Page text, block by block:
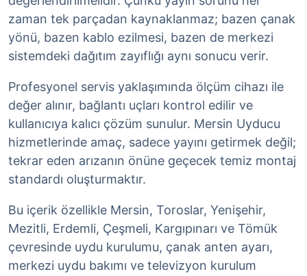
zaman tek parçadan kaynaklanmaz; bazen çanak
yönü, bazen kablo ezilmesi, bazen de merkezi
sistemdeki dağıtım zayıflığı aynı sonucu verir.
Profesyonel servis yaklaşımında ölçüm cihazı ile
değer alınır, bağlantı uçları kontrol edilir ve
kullanıcıya kalıcı çözüm sunulur. Mersin Uyducu
hizmetlerinde amaç, sadece yayını getirmek değil;
tekrar eden arızanın önüne geçecek temiz montaj
standardı oluşturmaktır.
Bu içerik özellikle Mersin, Toroslar, Yenişehir,
Mezitli, Erdemli, Çeşmeli, Kargıpınarı ve Tömük
çevresinde uydu kurulumu, çanak anten ayarı,
merkezi uydu bakımı ve televizyon kurulum